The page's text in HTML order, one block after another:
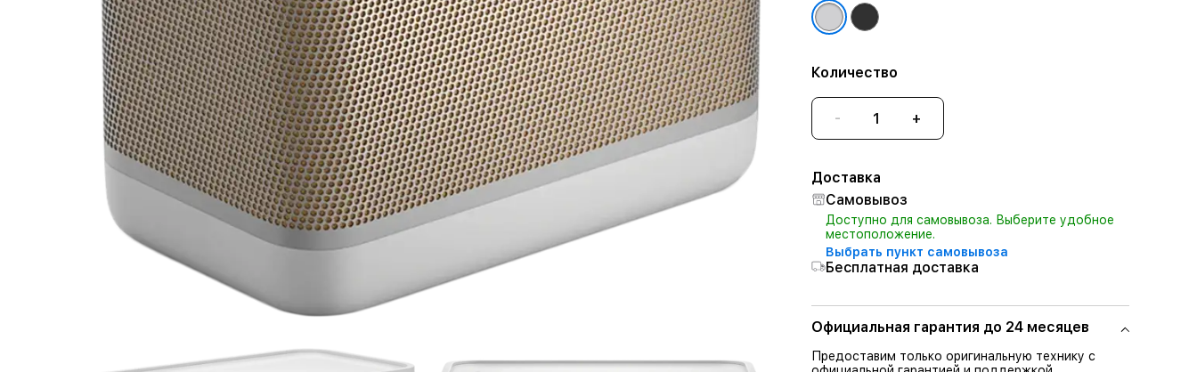
Количество
- +
Доставка
Самовывоз
Доступно для самовывоза. Выберите удобное
местоположение.
Выбрать пункт самовывоза
Бесплатная доставка
Официальная гарантия до 24 месяцев
Предоставим только оригинальную технику с